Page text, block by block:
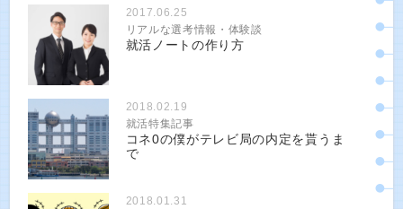
2017.06.25
リアルな選考情報・体験談
就活ノートの作り方
2018.02.19
就活特集記事
コネ0の僕がテレビ局の内定を貰うま
で
2018.01.31